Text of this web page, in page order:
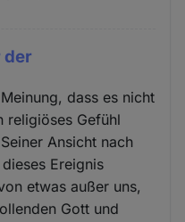
der
dass es nicht
religiöses Gefühl
Ansicht nach
Ereignis
etwas außer uns,
Gott und